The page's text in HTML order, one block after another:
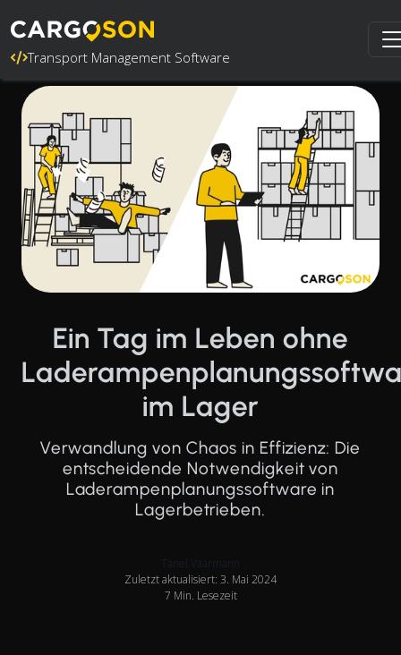
Transport Management Software
Ein Tag im Leben ohne
im Lager
Verwandlung von Chaos in Effizienz: Die
entscheidende Notwendigkeit von
Laderampenplanungssoftware in
Lagerbetrieben.
Tanel Vaarmann
Zuletzt aktualisiert: 3. Mai 2024
7 Min. Lesezeit